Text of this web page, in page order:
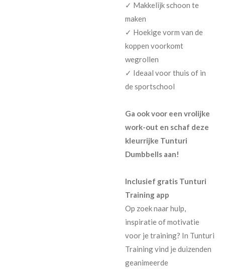
✓ Makkelijk schoon te
maken
✓ Hoekige vorm van de
koppen voorkomt
wegrollen
✓ Ideaal voor thuis of in
de sportschool
Ga ook voor een vrolijke
work-out en schaf deze
kleurrijke Tunturi
Dumbbells aan!
Inclusief gratis Tunturi
Training app
Op zoek naar hulp,
inspiratie of motivatie
voor je training? In Tunturi
Training vind je duizenden
geanimeerde